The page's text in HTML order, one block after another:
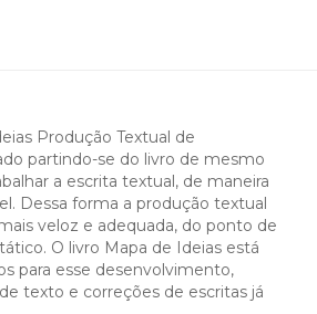
Produção Textual de
partindo-se do livro de mesmo
a escrita textual, de maneira
Dessa forma a produção textual
veloz e adequada, do ponto de
O livro Mapa de Ideias está
para esse desenvolvimento,
texto e correções de escritas já